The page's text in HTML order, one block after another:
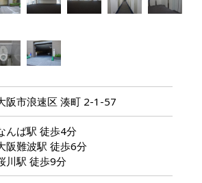
阪市浪速区 湊町 2-1-57
んば駅 徒歩4分
阪難波駅 徒歩6分
川駅 徒歩9分